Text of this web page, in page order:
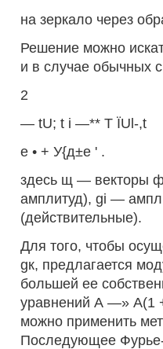
на зеркало через
Решение можно
и в случае обычных
2
— tU; t i —** Т ÏUl-,t
e • + У{д±е ' .
здесь щ — векторы
амплитуд), gi —
(действительные).
Для того, чтобы
gк, предлагается
большей ее
уравнений А —» А(1
можно применить
Последующее